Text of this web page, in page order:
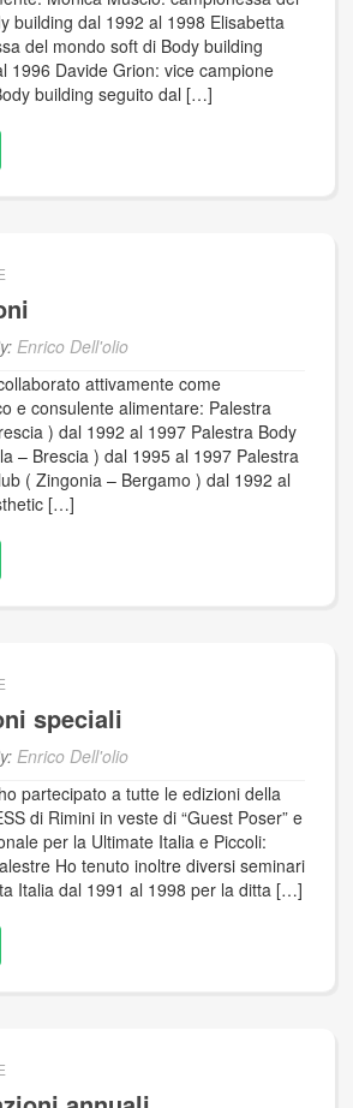
building dal 1992 al 1998 Elisabetta
del mondo soft di Body building
1996 Davide Grion: vice campione
building seguito dal […]
Enrico Dell'olio
attivamente come
e consulente alimentare: Palestra
) dal 1992 al 1997 Palestra Body
– Brescia ) dal 1995 al 1997 Palestra
( Zingonia – Bergamo ) dal 1992 al
[…]
speciali
Enrico Dell'olio
partecipato a tutte le edizioni della
di Rimini in veste di “Guest Poser” e
per la Ultimate Italia e Piccoli:
Ho tenuto inoltre diversi seminari
Italia dal 1991 al 1998 per la ditta […]